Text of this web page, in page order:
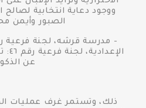
ووجود دعاية انتخابية
الصبور وأيمن
عن
ذلك، وتستمر غرف عمليات